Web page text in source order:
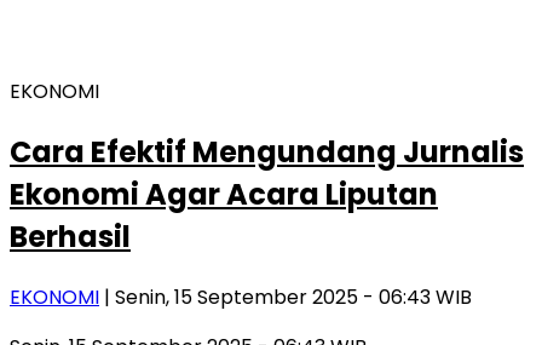
EKONOMI
Cara Efektif Mengundang Jurnalis
Ekonomi Agar Acara Liputan
Berhasil
EKONOMI | Senin, 15 September 2025 - 06:43 WIB